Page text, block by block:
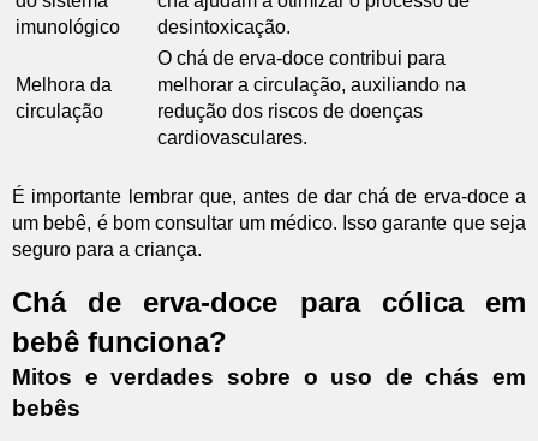
imunológico
desintoxicação.
Melhora da
circulação
O chá de erva-doce contribui para
melhorar a circulação, auxiliando na
redução dos riscos de doenças
cardiovasculares.
É importante lembrar que, antes de dar chá de erva-doce a
um bebê, é bom consultar um médico. Isso garante que seja
seguro para a criança.
Chá de erva-doce para cólica em
bebê funciona?
Mitos e verdades sobre o uso de chás em
bebês